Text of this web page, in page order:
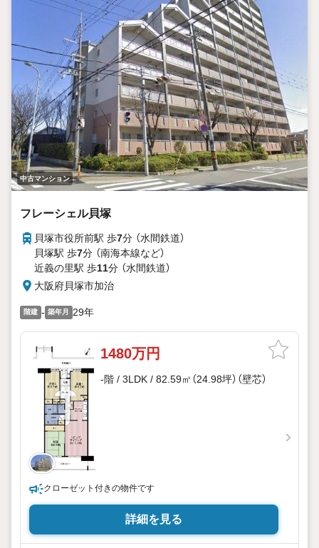
中古マンション
フレーシェル貝塚
貝塚市役所前駅 歩7分 （水間鉄道）
貝塚駅 歩7分 （南海本線など）
近義の里駅 歩11分 （水間鉄道）
大阪府貝塚市加治
階建 - 築年月 29年
1480万円
-階 / 3LDK / 82.59㎡（24.98坪）（壁芯）
クローゼット付きの物件です
詳細を見る